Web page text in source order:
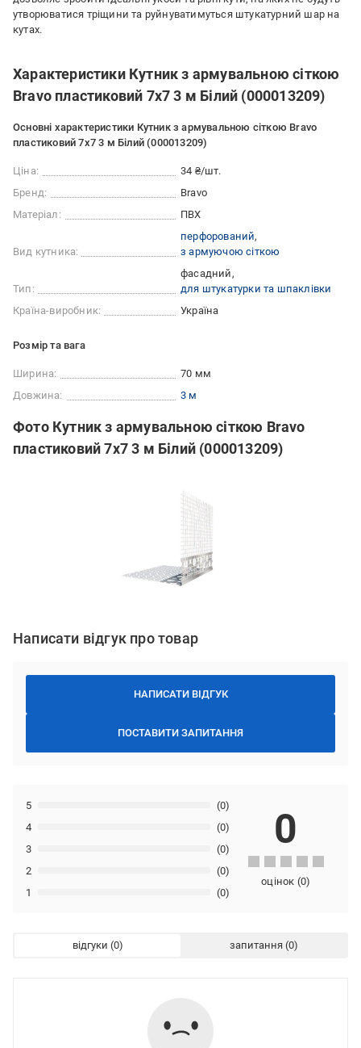
утворюватися тріщини та руйнуватимуться штукатурний шар на
кутах.
Характеристики Кутник з армувальною сіткою
Bravo пластиковий 7х7 3 м Білий (000013209)
Основні характеристики Кутник з армувальною сіткою Bravo
пластиковий 7х7 3 м Білий (000013209)
Ціна:
34 ₴/шт.
Бренд:
Bravo
Матеріал:
ПВХ
Вид кутника:
перфорований
з армуючою сіткою
Тип:
фасадний
для штукатурки та шпаклівки
Країна-виробник:
Україна
Розмір та вага
Ширина:
70 мм
Довжина:
3 м
Фото Кутник з армувальною сіткою Bravo
пластиковий 7х7 3 м Білий (000013209)
Написати відгук про товар
НАПИСАТИ ВІДГУК
ПОСТАВИТИ ЗАПИТАННЯ
1 (0)
2 (0)
3 (0)
4 (0)
5 (0)
0
оцінок (0)
відгуки запитання